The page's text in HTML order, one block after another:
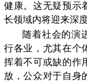
健康。这无疑预示
长领域内将迎来深
随着社会的演
行各业，尤其在个
挥着不可或缺的作
放，公众对于自身